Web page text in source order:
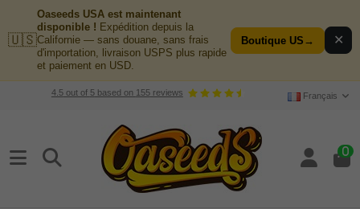
🇺🇸
Oaseeds USA est maintenant
disponible ! Expédition depuis la
Californie — sans douane, sans frais
d'importation, livraison USPS plus rapide
et paiement en USD.
Boutique US → ✕
4.5out of 5based on 155reviews Français
0